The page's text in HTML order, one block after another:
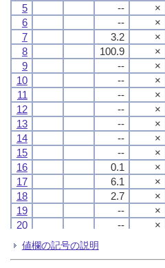
5
-- ×
6
-- ×
7
3.2 ×
8
100.9 ×
9
-- ×
10
-- ×
11
-- ×
12
-- ×
13
-- ×
14
-- ×
15
-- ×
16
0.1 ×
17
6.1 ×
18
2.7 ×
19
-- ×
20
-- ×
21
22
5
-- ×
6
-- ×
7
3.2 ×
8
100.9 ×
9
-- ×
10
-- ×
11
-- ×
12
-- ×
13
-- ×
14
-- ×
15
-- ×
16
0.1 ×
17
6.1 ×
18
2.7 ×
19
-- ×
20
-- ×
21
22
5
-- ×
6
-- ×
7
3.2 ×
8
100.9 ×
9
-- ×
10
-- ×
11
-- ×
12
-- ×
13
-- ×
14
-- ×
15
-- ×
16
0.1 ×
17
6.1 ×
18
2.7 ×
19
-- ×
20
-- ×
21
22
5
-- ×
6
-- ×
7
3.2 ×
8
100.9 ×
9
-- ×
10
-- ×
11
-- ×
12
-- ×
13
-- ×
14
-- ×
15
-- ×
16
0.1 ×
17
6.1 ×
18
2.7 ×
19
-- ×
20
-- ×
21
22
値欄の記号の説明